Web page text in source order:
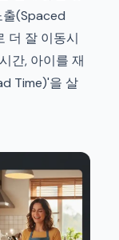
출(Spaced
더 잘 이동시
간, 아이를 재
Time)'을 살